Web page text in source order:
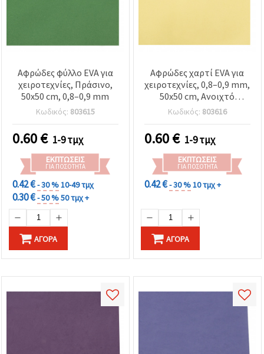
Αφρώδες φύλλο EVA για
χειροτεχνίες, Πράσινο,
50x50 cm, 0,8–0,9 mm
Κωδικός: 803615
0.60€ 1-9 τμχ
ΕΚΠΤΏΣΕΙΣ
ΓΙΑ ΠΟΣΌΤΗΤΑ
0.42 €- 30 %10-49 τμχ
0.30 €- 50 %50 τμχ +
ΑΓΟΡΆ
Αφρώδες χαρτί EVA για
χειροτεχνίες, 0,8–0,9 mm,
50x50 cm, Ανοιχτό
Κίτρινο
Κωδικός: 803616
0.60€ 1-9 τμχ
ΕΚΠΤΏΣΕΙΣ
ΓΙΑ ΠΟΣΌΤΗΤΑ
0.42 €- 30 %10 τμχ +
ΑΓΟΡΆ